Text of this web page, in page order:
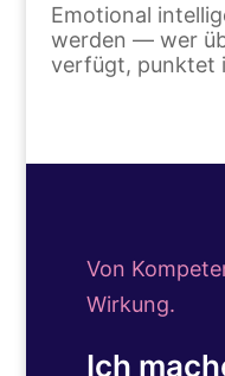
Emotional
werden — wer
verfügt, punktet
Von
Wirkung.
Ich